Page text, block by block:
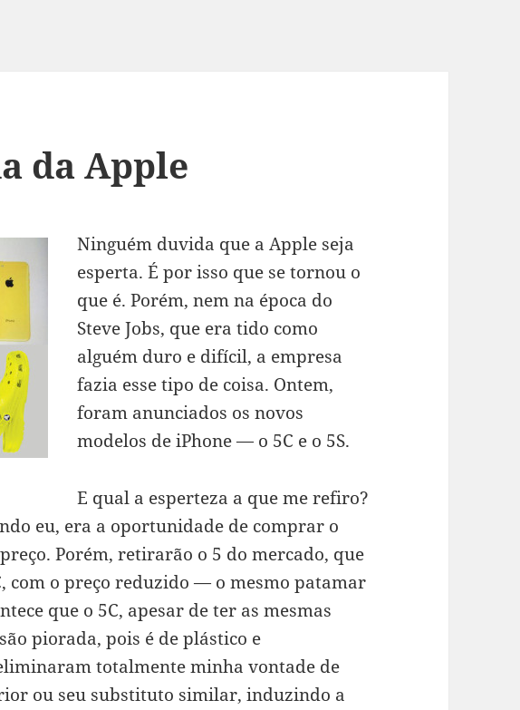
da Apple
Ninguém duvida que a Apple seja
esperta. É por isso que se tornou o
que é. Porém, nem na época do
Steve Jobs, que era tido como
alguém duro e difícil, a empresa
fazia esse tipo de coisa. Ontem,
foram anunciados os novos
modelos de iPhone — o 5C e o 5S.
E qual a esperteza a que me refiro?
eu, era a oportunidade de comprar o
Porém, retirarão o 5 do mercado, que
com o preço reduzido — o mesmo patamar
que o 5C, apesar de ter as mesmas
piorada, pois é de plástico e
totalmente minha vontade de
ou seu substituto similar, induzindo a